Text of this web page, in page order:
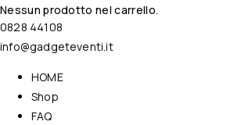
Nessun prodotto nel carrello.
0828 44108
info@gadgeteventi.it
HOME
Shop
FAQ